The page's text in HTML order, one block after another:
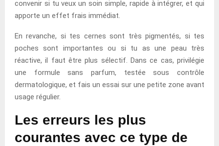
convenir si tu veux un soin simple, rapide à intégrer, et qui
apporte un effet frais immédiat.
En revanche, si tes cernes sont très pigmentés, si tes
poches sont importantes ou si tu as une peau très
réactive, il faut être plus sélectif. Dans ce cas, privilégie
une formule sans parfum, testée sous contrôle
dermatologique, et fais un essai sur une petite zone avant
usage régulier.
Les erreurs les plus
courantes avec ce type de